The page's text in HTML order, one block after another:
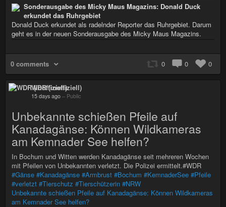
Sonderausgabe des Micky Maus Magazins: Donald Duck
erkundet das Ruhrgebiet
Donald Duck erkundet als radelnder Reporter das Ruhrgebiet. Darum
geht es in der neuen Sonderausgabe des Micky Maus Magazins.
0 comments 0 0 0
WDR (inoffiziell)
15 days ago – Public
Unbekannte schießen Pfeile auf
Kanadagänse: Können Wildkameras
am Kemnader See helfen?
In Bochum und Witten werden Kanadagänse seit mehreren Wochen
mit Pfeilen von Unbekannten verletzt. Die Polizei ermittelt.#WDR
#Gänse #Kanadagänse #Armbrust #Bochum #KemnaderSee #Pfeile
#verletzt #Tierschutz #Tierschützerin #NRW
Unbekannte schießen Pfeile auf Kanadagänse: Können Wildkameras
am Kemnader See helfen?